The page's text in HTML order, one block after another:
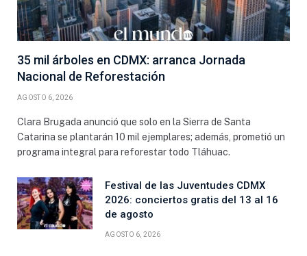
35 mil árboles en CDMX: arranca Jornada
Nacional de Reforestación
AGOSTO 6, 2026
Clara Brugada anunció que solo en la Sierra de Santa
Catarina se plantarán 10 mil ejemplares; además, prometió un
programa integral para reforestar todo Tláhuac.
Festival de las Juventudes CDMX
2026: conciertos gratis del 13 al 16
de agosto
AGOSTO 6, 2026